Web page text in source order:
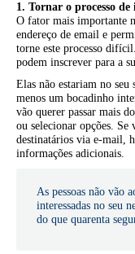
1. Tornar o processo
O fator mais importante
endereço de email e
torne este processo
podem inscrever para a
Elas não estariam no seu
menos um bocadinho
vão querer passar mais
ou selecionar opções. Se
destinatários via e-mail,
informações adicionais.
As pessoas não vão
interessadas no seu
do que quarenta